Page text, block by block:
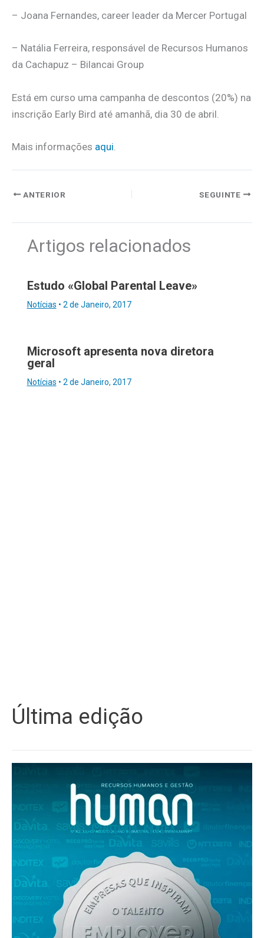
– Joana Fernandes, career leader da Mercer Portugal
– Natália Ferreira, responsável de Recursos Humanos
da Cachapuz – Bilancai Group
Está em curso uma campanha de descontos (20%) na
inscrição Early Bird até amanhã, dia 30 de abril.
Mais informações aqui
ANTERIOR SEGUINTE
Artigos relacionados
Estudo «Global Parental Leave»
Notícias • 2 de Janeiro, 2017
Microsoft apresenta nova diretora
geral
Notícias • 2 de Janeiro, 2017
Última edição